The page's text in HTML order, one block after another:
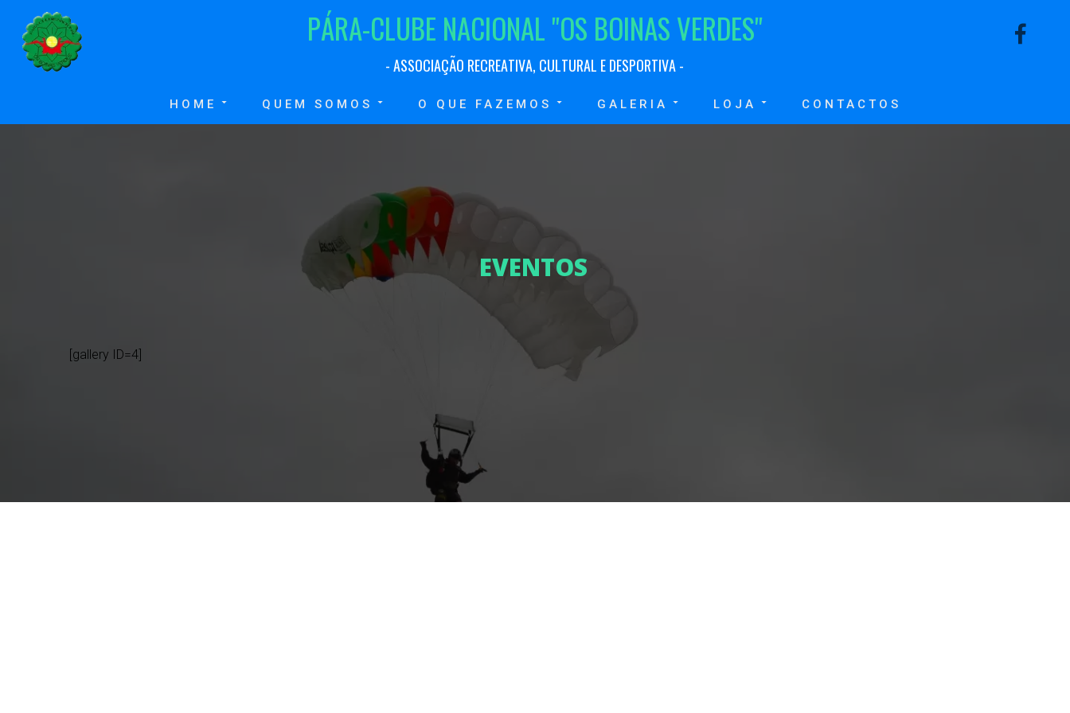
PÁRA-CLUBE NACIONAL"OS BOINASVERDES"
- ASSOCIAÇÃO RECREATIVA, CULTURAL EDESPORTIVA-
HOME QUEM SOMOS O QUE FAZEMOS GALERIA LOJA CONTACTOS
EVENTOS
[gallery ID=4]